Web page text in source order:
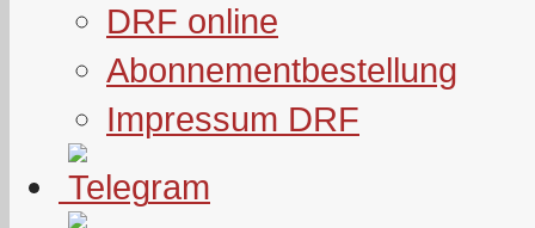
DRF online
Abonnementbestellung
Impressum DRF